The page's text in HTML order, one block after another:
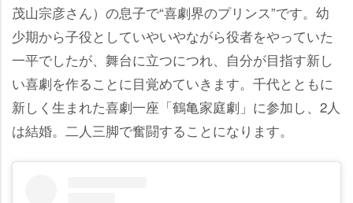
茂山宗彦さん）の息子で“喜劇界のプリンス”です。幼
少期から子役としていやいやながら役者をやっていた
一平でしたが、舞台に立つにつれ、自分が目指す新し
い喜劇を作ることに目覚めていきます。千代とともに
新しく生まれた喜劇一座「鶴亀家庭劇」に参加し、2人
は結婚。二人三脚で奮闘することになります。